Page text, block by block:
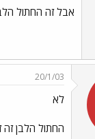
אבל זה החתול
20/1/03
לא
החתול הלבן זה